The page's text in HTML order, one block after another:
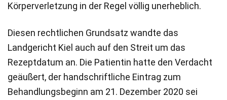
Körperverletzung in der Regel völlig unerheblich.
Diesen rechtlichen Grundsatz wandte das
Landgericht Kiel auch auf den Streit um das
Rezeptdatum an. Die Patientin hatte den Verdacht
geäußert, der handschriftliche Eintrag zum
Behandlungsbeginn am 21. Dezember 2020 sei